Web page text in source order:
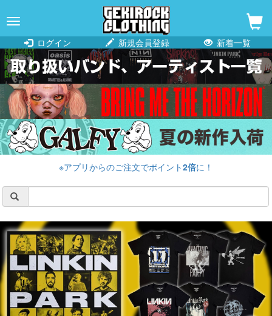
navigation
ログイン
新規会員登録 新着一覧
※アプリからのご注文でポイント2倍に！